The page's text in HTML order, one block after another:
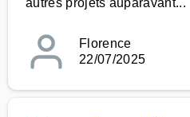
autres projets auparavant...
Florence
22/07/2025